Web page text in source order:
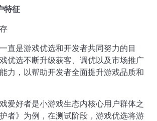
特征
直是游戏优选和开发者共同努力的目
优选不断升级获客、调优以及市场推广
力，以帮助开发者全面提升游戏品质和
爱好者是小游戏生态内核心用户群体之
者》为例，在测试阶段，游戏优选将游